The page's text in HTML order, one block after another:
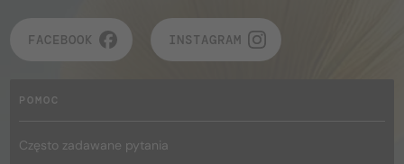
FACEBOOK INSTAGRAM
POMOC
Często zadawane pytania